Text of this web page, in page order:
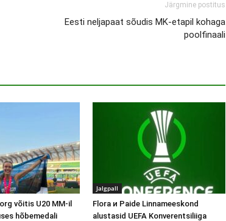
Järgmine postitus
Eesti neljapaat sõudis MK-etapil kohaga
poolfinaali
võitis U20 MM-il
hõbemedali
Jalgpall
Flora и Paide Linnameeskond
alustasid UEFA Konverentsiliiga